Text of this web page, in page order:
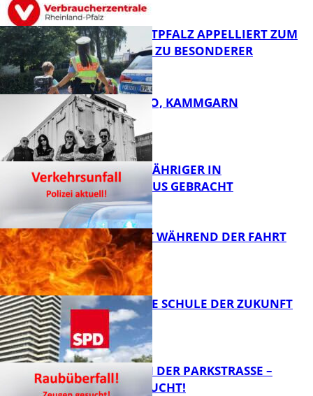
FB News
FB News
FB News
POLIZEI WESTPFALZ APPELLIERT ZUM
SCHULSTART ZU BESONDERER
VORSICHT
ROSE TATTOO, KAMMGARN
FB News
UNFALL: 58-JÄHRIGER IN
KRANKENHAUS GEBRACHT
FB News
AUTO FÄNGT WÄHREND DER FAHRT
FEUER
WIE SIEHT DIE SCHULE DER ZUKUNFT
AUS?
ÜBERFALL IN DER PARKSTRASSE – Z
EUGEN GESUCHT!